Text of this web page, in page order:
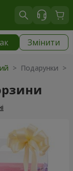
Змінити
|1000 грн
> Подарунки >